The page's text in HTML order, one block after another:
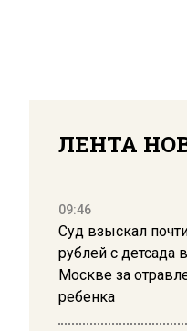
ЛЕНТА
09:46
Суд взыскал
рублей с детсада
Москве за
ребенка